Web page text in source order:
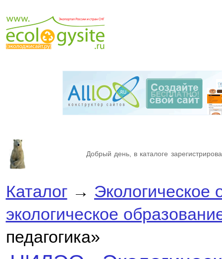
Добрый день, в каталоге
Каталог→ Экологическое
экологическое
педагогика»